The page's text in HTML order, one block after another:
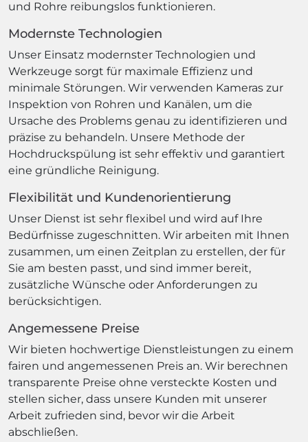
und Rohre reibungslos funktionieren.
Modernste Technologien
Unser Einsatz modernster Technologien und
Werkzeuge sorgt für maximale Effizienz und
minimale Störungen. Wir verwenden Kameras zur
Inspektion von Rohren und Kanälen, um die
Ursache des Problems genau zu identifizieren und
präzise zu behandeln. Unsere Methode der
Hochdruckspülung ist sehr effektiv und garantiert
eine gründliche Reinigung.
Flexibilität und Kundenorientierung
Unser Dienst ist sehr flexibel und wird auf Ihre
Bedürfnisse zugeschnitten. Wir arbeiten mit Ihnen
zusammen, um einen Zeitplan zu erstellen, der für
Sie am besten passt, und sind immer bereit,
zusätzliche Wünsche oder Anforderungen zu
berücksichtigen.
Angemessene Preise
Wir bieten hochwertige Dienstleistungen zu einem
fairen und angemessenen Preis an. Wir berechnen
transparente Preise ohne versteckte Kosten und
stellen sicher, dass unsere Kunden mit unserer
Arbeit zufrieden sind, bevor wir die Arbeit
abschließen.